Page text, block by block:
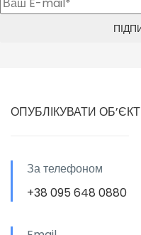
ОПУБЛІКУВАТИ ОБ’ЄКТ
За телефоном
+38 095 648 0880